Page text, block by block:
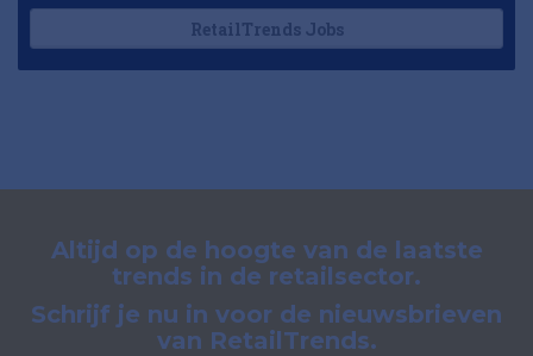
RetailTrends Jobs
Altijd op de hoogte van de laatste
trends in de retailsector.
Schrijf je nu in voor de nieuwsbrieven
van RetailTrends.